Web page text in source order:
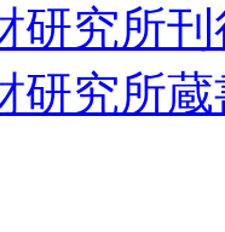
研究所
研究所